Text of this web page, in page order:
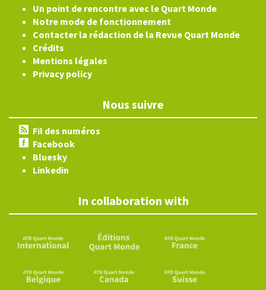
Un point de rencontre avec le Quart Monde
Notre mode de fonctionnement
Contacter la rédaction de la Revue Quart Monde
Crédits
Mentions légales
Privacy policy
Nous suivre
Fil des numéros
Facebook
Bluesky
Linkedin
In collaboration with